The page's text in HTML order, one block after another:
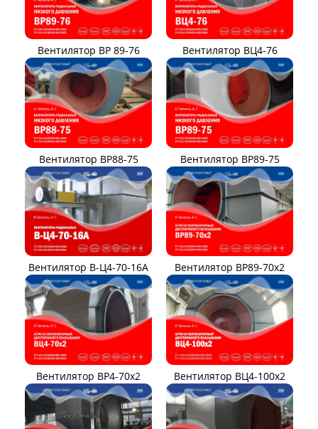
Вентилятор ВР 89-76 Вентилятор ВЦ4-76
Вентилятор ВР88-75 Вентилятор ВР89-75
Вентилятор В-Ц4-70-16А Вентилятор ВР89-70x2
Вентилятор ВР4-70x2 Вентилятор ВЦ4-100х2